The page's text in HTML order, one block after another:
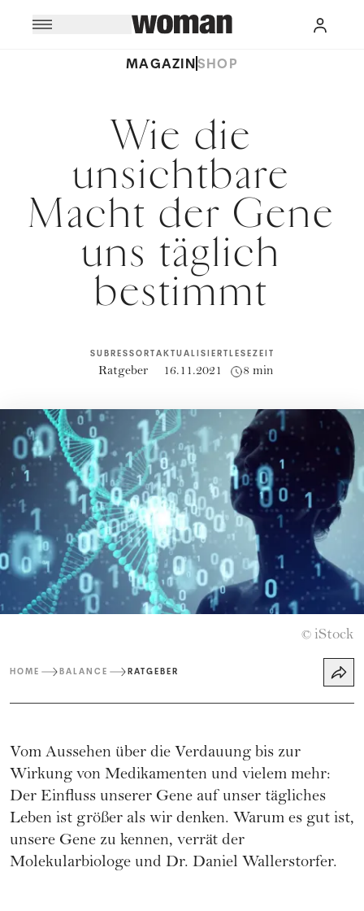
MAGAZINSHOP
Wie die
unsichtbare
Macht der Gene
uns täglich
bestimmt
SUBRESSORT
Ratgeber
AKTUALISIERT
16.11.2021
LESEZEIT
8 min
© iStock
HOME BALANCE RATGEBER
Vom Aussehen über die Verdauung bis zur
Wirkung von Medikamenten und vielem mehr:
Der Einfluss unserer Gene auf unser tägliches
Leben ist größer als wir denken. Warum es gut ist,
unsere Gene zu kennen, verrät der
Molekularbiologe und Dr. Daniel Wallerstorfer.